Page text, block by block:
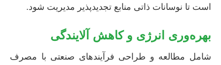
است تا نوسانات ذاتی منابع تجدیدپذیر مدیریت شود.
بهره‌وری انرژی و کاهش آلایندگی
شامل مطالعه و طراحی فرآیندهای صنعتی با مصرف